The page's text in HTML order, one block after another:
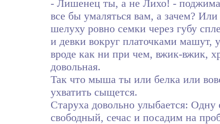
- Лишенец ты, а не Лихо! -
все бы умаляться вам, а зачем?
шелуху ровно семки через губу
и девки вокруг платочками машут,
вроде как ни при чем, вжик-вжик,
довольная.
Так что мыша ты или белка или
ухватить сыщется.
Старуха довольно улыбается:
свободный, сечас и посадим на